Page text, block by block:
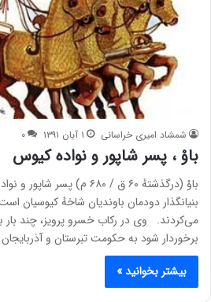
شمشاد امیری خراسانی ۱ آبان ۱۳۹۱ ۰
باوْ ، پسر شاپور و نواده کیوس
باوْ (درگذشتهٔ ۶۰ ق / ۶۸۰ م)
بنیانگذار دودمان باوندیان شاخهٔ کیوسیان
می‌کردند. وی در رکاب خسرو پرویز، چند بار
برخوردار شود به حکومت تبرستان و
بیشتر بخوانید »